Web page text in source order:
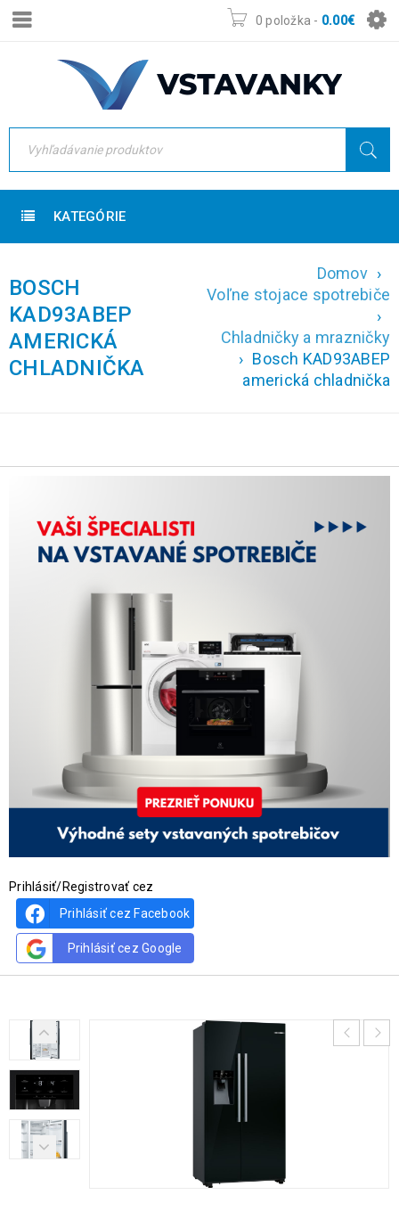
0 položka - 0.00€
KATEGÓRIE
BOSCH
KAD93ABEP
AMERICKÁ
CHLADNIČKA
Domov ›
Voľne stojace spotrebiče
›
Chladničky a mrazničky
› Bosch KAD93ABEP
americká chladnička
Prihlásiť/Registrovať cez
Prihlásiť cez Facebook
Prihlásiť cez Google